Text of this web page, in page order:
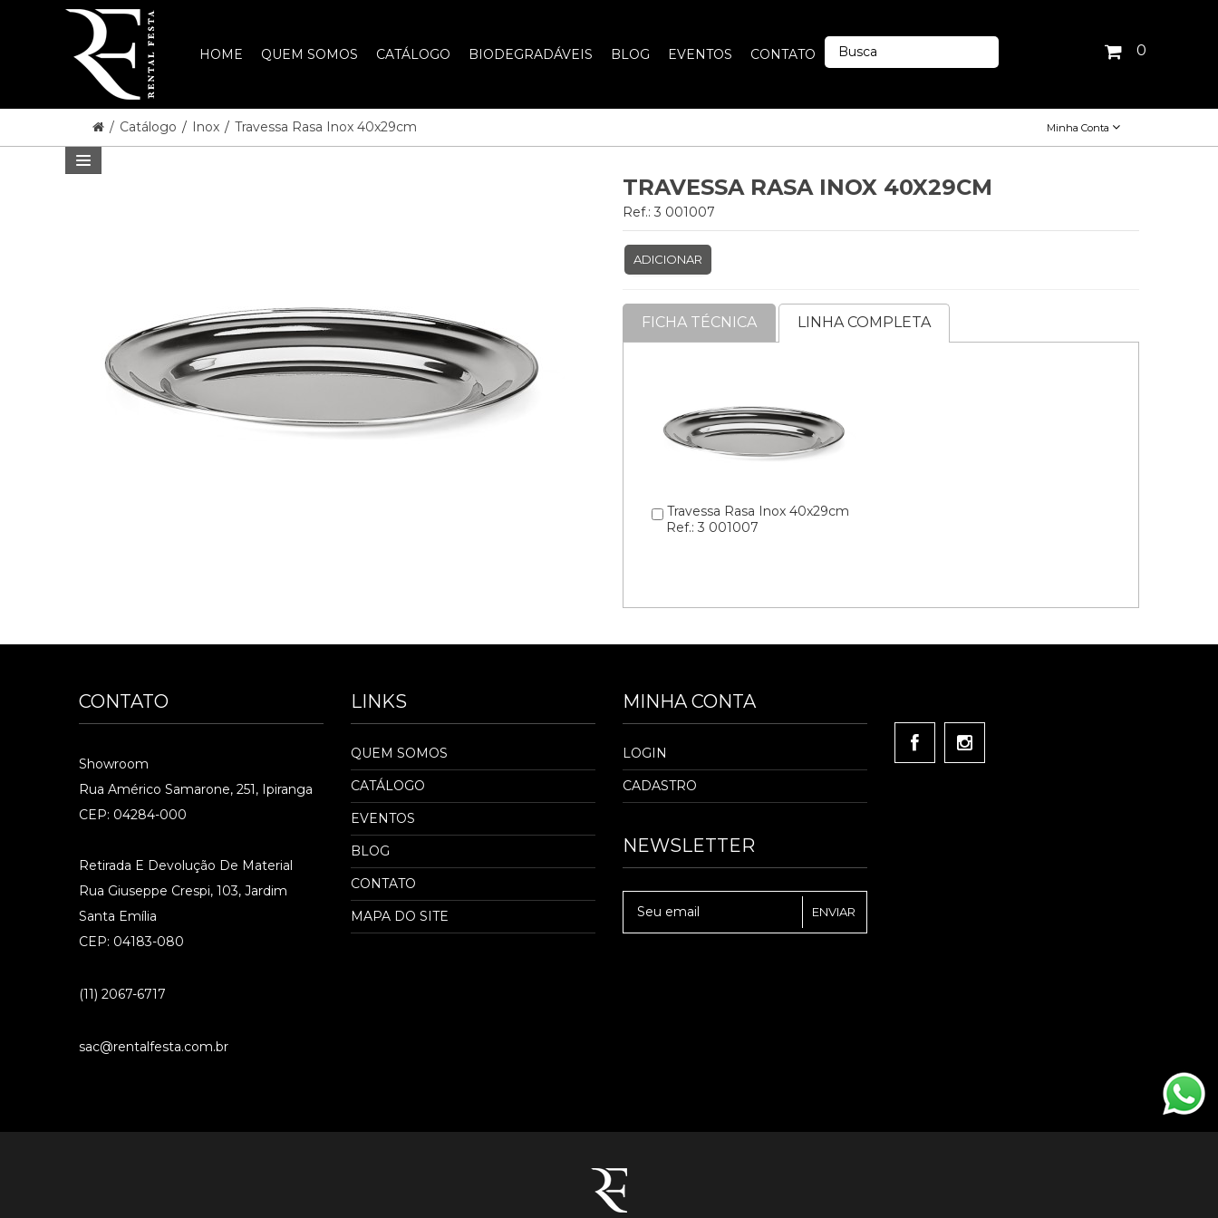
HOME QUEM SOMOS CATÁLOGO BIODEGRADÁVEIS BLOG EVENTOS CONTATO 0
/ Catálogo / Inox / Travessa Rasa Inox 40x29cm Minha Conta
TRAVESSA RASA INOX 40X29CM
Ref.: 3 001007
ADICIONAR
FICHA TÉCNICA LINHA COMPLETA
Travessa Rasa Inox 40x29cm
Ref.: 3 001007
CONTATO
Showroom
Rua Américo Samarone, 251, Ipiranga
CEP: 04284-000
Retirada E Devolução De Material
Rua Giuseppe Crespi, 103, Jardim
Santa Emília
CEP: 04183-080
(11) 2067-6717
sac@rentalfesta.com.br
LINKS
QUEM SOMOS
CATÁLOGO
EVENTOS
BLOG
CONTATO
MAPA DO SITE
MINHA CONTA
LOGIN
CADASTRO
NEWSLETTER